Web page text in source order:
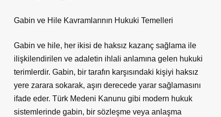
Gabin ve Hile Kavramlarının Hukuki Temelleri
Gabin ve hile, her ikisi de haksız kazanç sağlama ile
ilişkilendirilen ve adaletin ihlali anlamına gelen hukuki
terimlerdir. Gabin, bir tarafın karşısındaki kişiyi haksız
yere zarara sokarak, aşırı derecede yarar sağlamasını
ifade eder. Türk Medeni Kanunu gibi modern hukuk
sistemlerinde gabin, bir sözleşme veya anlaşma